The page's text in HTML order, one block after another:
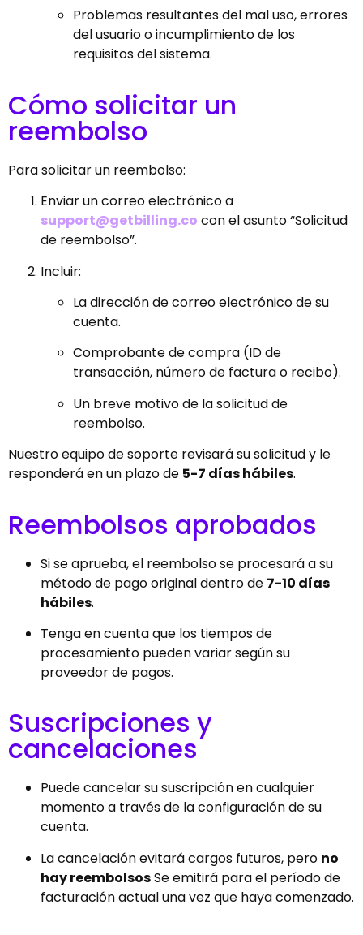
Problemas resultantes del mal uso, errores
del usuario o incumplimiento de los
requisitos del sistema.
Cómo solicitar un
reembolso
Para solicitar un reembolso:
Enviar un correo electrónico a
support@getbilling.co con el asunto “Solicitud
de reembolso”.
Incluir:
La dirección de correo electrónico de su
cuenta.
Comprobante de compra (ID de
transacción, número de factura o recibo).
Un breve motivo de la solicitud de
reembolso.
Nuestro equipo de soporte revisará su solicitud y le
responderá en un plazo de 5-7 días hábiles.
Reembolsos aprobados
Si se aprueba, el reembolso se procesará a su
método de pago original dentro de 7-10 días
hábiles.
Tenga en cuenta que los tiempos de
procesamiento pueden variar según su
proveedor de pagos.
Suscripciones y
cancelaciones
Puede cancelar su suscripción en cualquier
momento a través de la configuración de su
cuenta.
La cancelación evitará cargos futuros, pero no
hay reembolsosSe emitirá para el período de
facturación actual una vez que haya comenzado.